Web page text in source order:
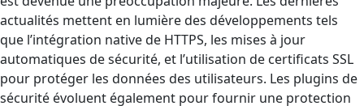
actualités mettent en lumière des développements tels
que l’intégration native de HTTPS, les mises à jour
automatiques de sécurité, et l’utilisation de certificats SSL
pour protéger les données des utilisateurs. Les plugins de
sécurité évoluent également pour fournir une protection